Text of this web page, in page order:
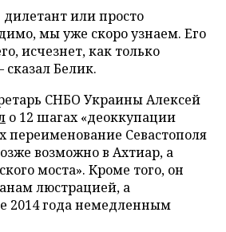
дилетант или просто
мы уже скоро узнаем. Его
исчезнет, как только
сказал Белик.
СНБО Украины Алексей
о 12 шагах «деоккупации
переименование Севастополя
возможно в Ахтиар, а
моста». Кроме того, он
люстрацией, а
2014 года немедленным